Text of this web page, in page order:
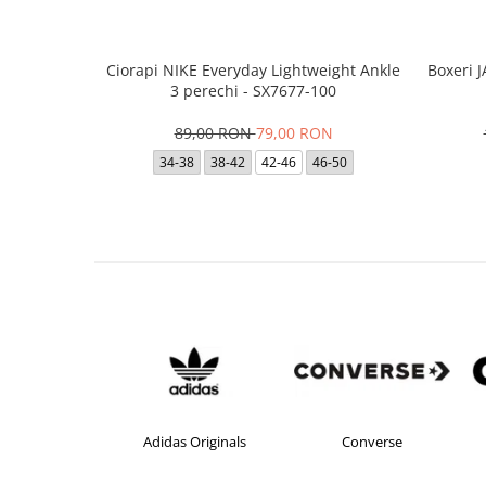
Ciorapi NIKE Everyday Lightweight Ankle
3 perechi - SX7677-100
89,00 RON79,00 RON
34-38 38-42 42-46 46-50
Boxeri
Adidas Originals Converse